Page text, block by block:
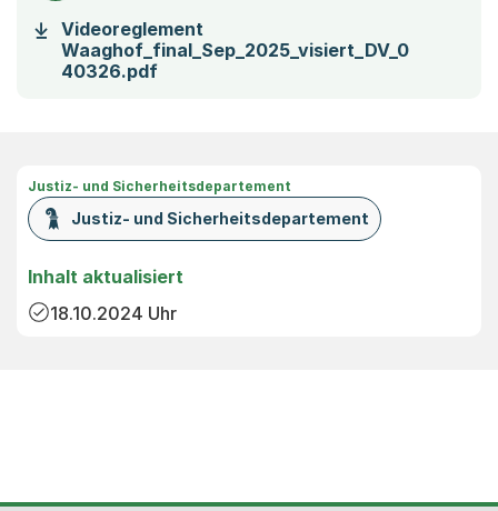
Videoreglement
Waaghof_final_Sep_2025_visiert_DV_0
40326.pdf(Startet einen Download)
Justiz- und Sicherheitsdepartement
Justiz- und Sicherheitsdepartement
Inhalt aktualisiert
18.10.2024 Uhr